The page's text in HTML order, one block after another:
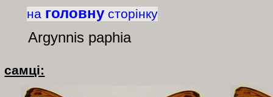
на головну сторінку
Argynnis paphia
самці: